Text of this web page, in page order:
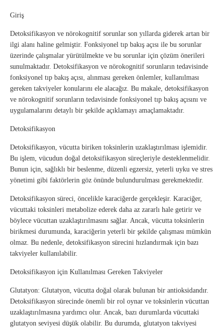
Giriş
Detoksifikasyon ve nörokognitif sorunlar son yıllarda giderek artan bir
ilgi alanı haline gelmiştir. Fonksiyonel tıp bakış açısı ile bu sorunlar
üzerinde çalışmalar yürütülmekte ve bu sorunlar için çözüm önerileri
sunulmaktadır. Detoksifikasyon ve nörokognitif sorunların tedavisinde
fonksiyonel tıp bakış açısı, alınması gereken önlemler, kullanılması
gereken takviyeler konularını ele alacağız. Bu makale, detoksifikasyon
ve nörokognitif sorunların tedavisinde fonksiyonel tıp bakış açısını ve
uygulamalarını detaylı bir şekilde açıklamayı amaçlamaktadır.
Detoksifikasyon
Detoksifikasyon, vücutta biriken toksinlerin uzaklaştırılması işlemidir.
Bu işlem, vücudun doğal detoksifikasyon süreçleriyle desteklenmelidir.
Bunun için, sağlıklı bir beslenme, düzenli egzersiz, yeterli uyku ve stres
yönetimi gibi faktörlerin göz önünde bulundurulması gerekmektedir.
Detoksifikasyon süreci, öncelikle karaciğerde gerçekleşir. Karaciğer,
vücuttaki toksinleri metabolize ederek daha az zararlı hale getirir ve
böylece vücuttan uzaklaştırılmasını sağlar. Ancak, vücutta toksinlerin
birikmesi durumunda, karaciğerin yeterli bir şekilde çalışması mümkün
olmaz. Bu nedenle, detoksifikasyon sürecini hızlandırmak için bazı
takviyeler kullanılabilir.
Detoksifikasyon için Kullanılması Gereken Takviyeler
Glutatyon: Glutatyon, vücutta doğal olarak bulunan bir antioksidandır.
Detoksifikasyon sürecinde önemli bir rol oynar ve toksinlerin vücuttan
uzaklaştırılmasına yardımcı olur. Ancak, bazı durumlarda vücuttaki
glutatyon seviyesi düşük olabilir. Bu durumda, glutatyon takviyesi